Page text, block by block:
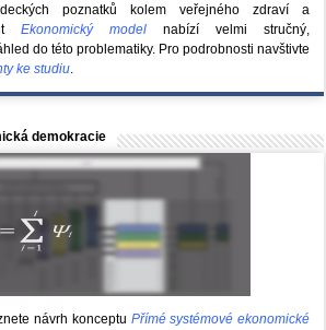
poznatků kolem veřejného zdraví a
Ekonomický model nabízí velmi stručný,
do této problematiky. Pro podrobnosti navštivte
ke studiu.
demokracie
návrh konceptu Přímé systémové ekonomické